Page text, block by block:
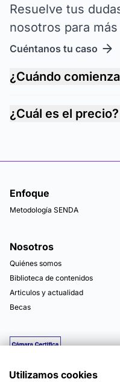
Resuelve tus
nosotros para
Cuéntanos tu caso
¿Cuándo
¿Cuál es el precio?
Enfoque
Metodología SENDA
Nosotros
Quiénes somos
Biblioteca de contenidos
Articulos y actualidad
Becas
Utilizamos cookies